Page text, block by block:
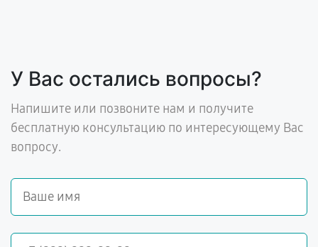
У Вас остались вопросы?
Напишите или позвоните нам и получите
бесплатную консультацию по интересующему Вас
вопросу.